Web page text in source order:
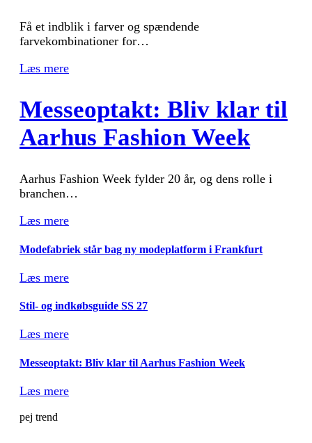
Få et indblik i farver og spændende
farvekombinationer for…
Læs mere
Messeoptakt: Bliv klar til
Aarhus Fashion Week
Aarhus Fashion Week fylder 20 år, og dens rolle i
branchen…
Læs mere
Modefabriek står bag ny modeplatform i Frankfurt
Læs mere
Stil- og indkøbsguide SS 27
Læs mere
Messeoptakt: Bliv klar til Aarhus Fashion Week
Læs mere
pej trend